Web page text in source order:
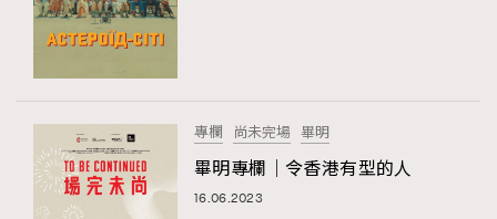
專欄 尚未完場 畢明
畢明專欄｜令香港有型的人
16.06.2023